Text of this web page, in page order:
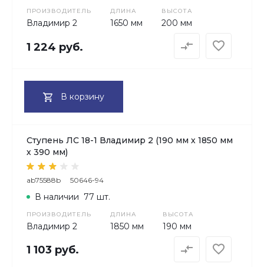
ПРОИЗВОДИТЕЛЬ
Владимир 2
ДЛИНА
1650 мм
ВЫСОТА
200 мм
1 224 руб.
В корзину
Ступень ЛС 18-1 Владимир 2 (190 мм х 1850 мм
х 390 мм)
ab75588b 50646-94
ПРОИЗВОДИТЕЛЬ
Владимир 2
ДЛИНА
1850 мм
ВЫСОТА
190 мм
В наличии 77 шт.
1 103 руб.